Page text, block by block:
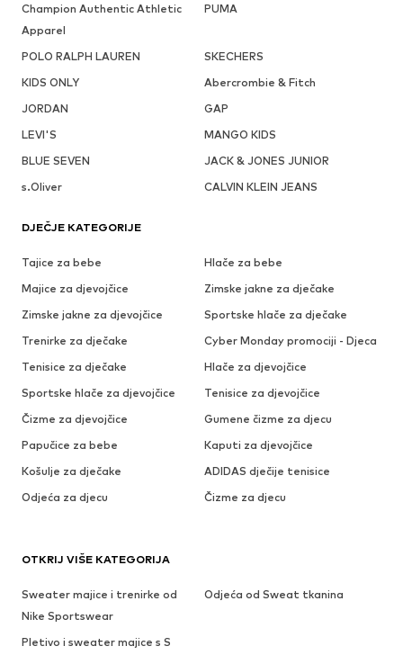
Champion Authentic Athletic
Apparel
PUMA
POLO RALPH LAUREN
SKECHERS
KIDS ONLY
Abercrombie & Fitch
JORDAN
GAP
LEVI'S
MANGO KIDS
BLUE SEVEN
JACK & JONES JUNIOR
s.Oliver
CALVIN KLEIN JEANS
DJEČJE KATEGORIJE
Tajice za bebe
Hlače za bebe
Majice za djevojčice
Zimske jakne za dječake
Zimske jakne za djevojčice
Sportske hlače za dječake
Trenirke za dječake
Cyber Monday promociji - Djeca
Tenisice za dječake
Hlače za djevojčice
Sportske hlače za djevojčice
Tenisice za djevojčice
Čizme za djevojčice
Gumene čizme za djecu
Papučice za bebe
Kaputi za djevojčice
Košulje za dječake
ADIDAS dječije tenisice
Odjeća za djecu
Čizme za djecu
OTKRIJ VIŠE KATEGORIJA
Sweater majice i trenirke od
Nike Sportswear
Odjeća od Sweat tkanina
Pletivo i sweater majice s S